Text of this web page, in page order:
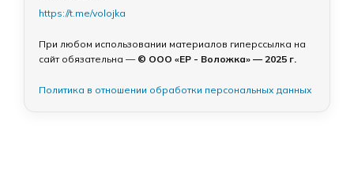
https://t.me/volojka
При любом использовании материалов гиперссылка на
сайт обязательна — © ООО «ЕР - Воложка» — 2025 г.
Политика в отношении обработки персональных данных